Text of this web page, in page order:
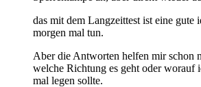
das mit dem Langzeittest ist eine gute
morgen mal tun.
Aber die Antworten helfen mir schon
welche Richtung es geht oder worauf
mal legen sollte.